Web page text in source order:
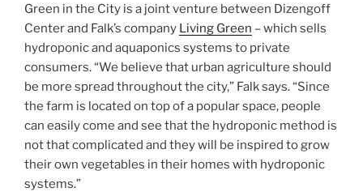
Green in the City is a joint venture between Dizengoff
Center and Falk’s company Living Green – which sells
hydroponic and aquaponics systems to private
consumers. “We believe that urban agriculture should
be more spread throughout the city,” Falk says. “Since
the farm is located on top of a popular space, people
can easily come and see that the hydroponic method is
not that complicated and they will be inspired to grow
their own vegetables in their homes with hydroponic
systems.”